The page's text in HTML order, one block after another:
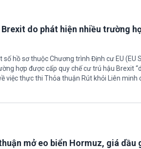
do phát hiện nhiều trường
số hồ sơ thuộc Chương trình Định cư EU (EU
hợp được cấp quy chế cư trú hậu Brexit
việc thực thi Thỏa thuận Rút khỏi Liên minh
mở eo biển Hormuz, giá dầu